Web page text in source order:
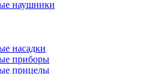
наушники
насадки
приборы
прицелы